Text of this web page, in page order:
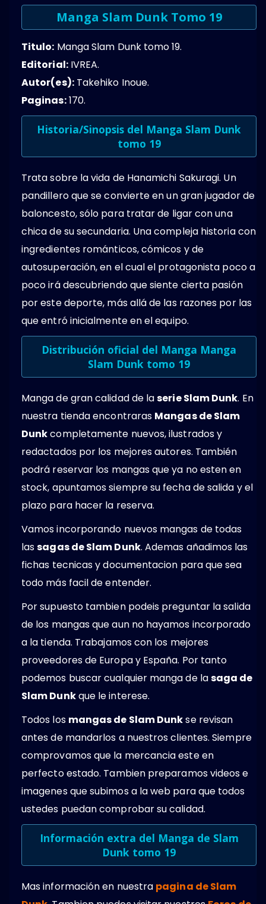
Manga Slam Dunk Tomo 19
Titulo: Manga Slam Dunk tomo 19.
Editorial:IVREA.
Autor(es):Takehiko Inoue.
Paginas:170.
Historia/Sinopsis del Manga Slam Dunk
tomo 19
Trata sobre la vida de Hanamichi Sakuragi. Un
pandillero que se convierte en un gran jugador de
baloncesto, sólo para tratar de ligar con una
chica de su secundaria. Una compleja historia con
ingredientes románticos, cómicos y de
autosuperación, en el cual el protagonista poco a
poco irá descubriendo que siente cierta pasión
por este deporte, más allá de las razones por las
que entró inicialmente en el equipo.
Distribución oficial del Manga Manga
Slam Dunk tomo 19
Manga de gran calidad de laserie Slam Dunk. En
nuestra tienda encontraras Mangas de Slam
Dunkcompletamente nuevos, ilustrados y
redactados por los mejores autores. También
podrá reservar los mangas que ya no esten en
stock, apuntamos siempre su fecha de salida y el
plazo para hacer la reserva.
Vamos incorporando nuevos mangas de todas
lassagas de Slam Dunk. Ademas añadimos las
fichas tecnicas y documentacion para que sea
todo más facil de entender.
Por supuesto tambien podeis preguntar la salida
de los mangas que aun no hayamos incorporado
a la tienda. Trabajamos con los mejores
proveedores de Europa y España. Por tanto
podemos buscar cualquier manga de lasaga de
Slam Dunkque le interese.
Todos los mangas de Slam Dunkse revisan
antes de mandarlos a nuestros clientes. Siempre
comprovamos que la mercancia este en
perfecto estado. Tambien preparamos videos e
imagenes que subimos a la web para que todos
ustedes puedan comprobar su calidad.
Información extra del Manga de Slam
Dunk tomo 19
Mas información en nuestra pagina de Slam